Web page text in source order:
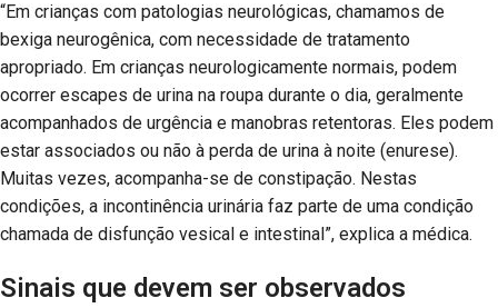
“Em crianças com patologias neurológicas, chamamos de
bexiga neurogênica, com necessidade de tratamento
apropriado. Em crianças neurologicamente normais, podem
ocorrer escapes de urina na roupa durante o dia, geralmente
acompanhados de urgência e manobras retentoras. Eles podem
estar associados ou não à perda de urina à noite (enurese).
Muitas vezes, acompanha-se de constipação. Nestas
condições, a incontinência urinária faz parte de uma condição
chamada de disfunção vesical e intestinal”, explica a médica.
Sinais que devem ser observados